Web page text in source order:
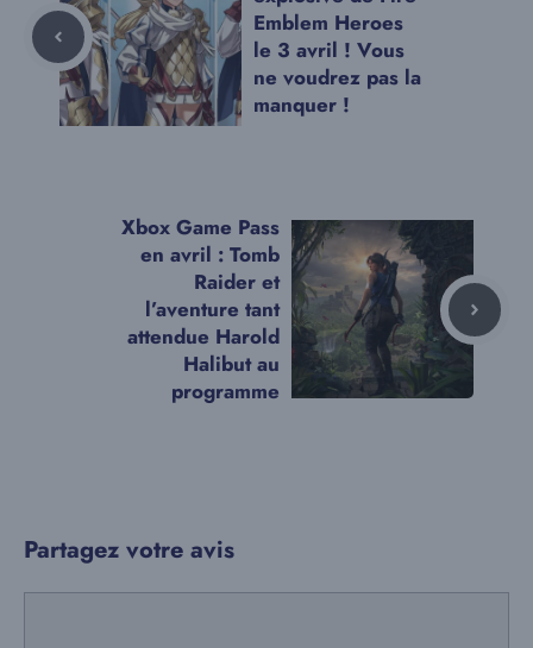
Emblem Heroes
le 3 avril ! Vous
ne voudrez pas la
manquer !
Xbox Game Pass
en avril : Tomb
Raider et
l’aventure tant
attendue Harold
Halibut au
programme
Partagez votre avis